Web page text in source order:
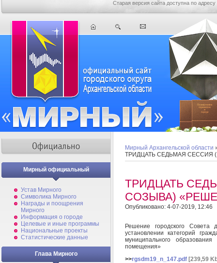
Старая версия сайта доступна по адресу
Мирный официальный
Устав Мирного
Символика Мирного
Награды и поощрения
Мирного
Информация о городе
Целевые и иные программы
Национальные проекты
Статистические данные
Глава Мирного
Мирный Архангельской области
ТРИДЦАТЬ СЕДЬМАЯ СЕССИЯ
ТРИДЦАТЬ
СОЗЫВА)
Опубликовано: 4-07-2019, 12:46
Решение городского
установлении категорий
муниципального
помещения»
>>rgsdm19_n_147.pdf [239,59